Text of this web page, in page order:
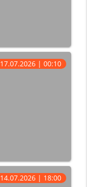
17.07.2026 | 00:10
14.07.2026 | 18:00